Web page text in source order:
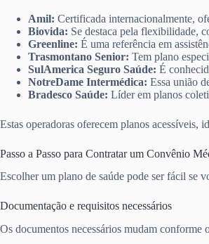
Amil: Certificada internacionalmente,
Biovida: Se destaca pela flexibilidade,
Greenline: É uma referência em
Trasmontano Senior: Tem plano
SulAmerica Seguro Saúde: É
NotreDame Intermédica: Essa união
Bradesco Saúde: Líder em planos
Estas operadoras oferecem planos acessíveis,
Passo a Passo para Contratar um Convênio
Escolher um plano de saúde pode ser fácil se
Documentação e requisitos necessários
Os documentos necessários mudam